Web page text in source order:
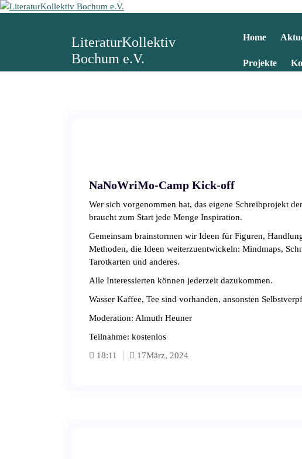
Z
h
LiteraturKollektiv
Bochum e.V.
Home
Projekte
NaNoWriMo-Camp Kick-off
Wer sich vorgenommen hat, das eigene Schreibprojekt
braucht zum Start jede Menge Inspiration.
Gemeinsam brainstormen wir Ideen für Figuren,
Methoden, die Ideen weiterzuentwickeln: Mindmaps,
Tarotkarten und anderes.
Alle Interessierten können jederzeit dazukommen.
Wasser Kaffee, Tee sind vorhanden, ansonsten
Moderation: Almuth Heuner
Teilnahme: kostenlos
18:11
17März, 2024